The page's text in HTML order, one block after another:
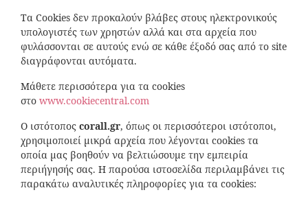
Τα Cookies δεν προκαλούν βλάβες στους ηλεκτρονικούς
υπολογιστές των χρηστών αλλά και στα αρχεία που
φυλάσσονται σε αυτούς ενώ σε κάθε έξοδό σας από το site
διαγράφονται αυτόματα.
Μάθετε περισσότερα για τα cookies
στο www.cookiecentral.com
Ο ιστότοπος corall.gr, όπως οι περισσότεροι ιστότοποι,
χρησιμοποιεί μικρά αρχεία που λέγονται cookies τα
οποία μας βοηθούν να βελτιώσουμε την εμπειρία
περιήγησής σας. Η παρούσα ιστοσελίδα περιλαμβάνει τις
παρακάτω αναλυτικές πληροφορίες για τα cookies: